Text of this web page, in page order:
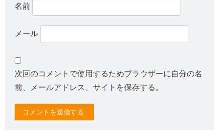
名前
メール
次回のコメントで使用するためブラウザーに自分の名
前、メールアドレス、サイトを保存する。